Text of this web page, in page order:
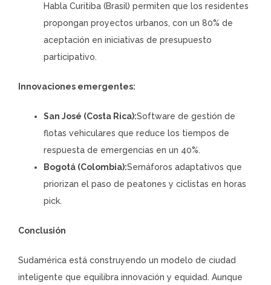
Habla Curitiba (Brasil) permiten que los residentes
propongan proyectos urbanos, con un 80% de
aceptación en iniciativas de presupuesto
participativo.
Innovaciones emergentes:
San José (Costa Rica):Software de gestión de
flotas vehiculares que reduce los tiempos de
respuesta de emergencias en un 40%.
Bogotá (Colombia):Semáforos adaptativos que
priorizan el paso de peatones y ciclistas en horas
pick.
Conclusión
Sudamérica está construyendo un modelo de ciudad
inteligente que equilibra innovación y equidad. Aunque